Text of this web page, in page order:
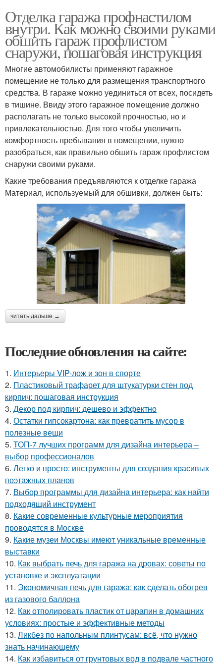
Отделка гаража профнастилом
внутри. Как можно своими руками
обшить гараж профлистом
снаружи, пошаговая инструкция
Многие автомобилисты применяют гаражное
помещение не только для размещения транспортного
средства. В гараже можно уединиться от всех, посидеть
в тишине. Ввиду этого гаражное помещение должно
располагать не только высокой прочностью, но и
привлекательностью. Для того чтобы увеличить
комфортность пребывания в помещении, нужно
разобраться, как правильно обшить гараж профлистом
снаружи своими руками.
Какие требования предъявляются к отделке гаража
Материал, используемый для обшивки, должен быть:
читать дальше →
Последние обновления на сайте:
1. Интерьеры VIP-лож и зон в спорте
2. Пластиковый трафарет для штукатурки стен под
кирпич: пошаговая инструкция
3. Декор под кирпич: дешево и эффектно
4. Остатки гипсокартона: как превратить мусор в
полезные вещи
5. ТОП-7 лучших программ для дизайна интерьера –
выбор профессионалов
6. Легко и просто: инструменты для создания красивых
поэтажных планов
7. Выбор программы для дизайна интерьера: как найти
подходящий инструмент
8. Какие современные культурные мероприятия
проводятся в Москве
9. Какие музеи Москвы имеют уникальные временные
выставки
10. Как выбрать печь для гаража на дровах: советы по
установке и эксплуатации
11. Экономичная печь для гаража: как сделать обогрев
из газового баллона
12. Как отполировать пластик от царапин в домашних
условиях: простые и эффективные методы
13. Ликбез по напольным плинтусам: всё, что нужно
знать начинающему
14. Как избавиться от грунтовых вод в подвале частного